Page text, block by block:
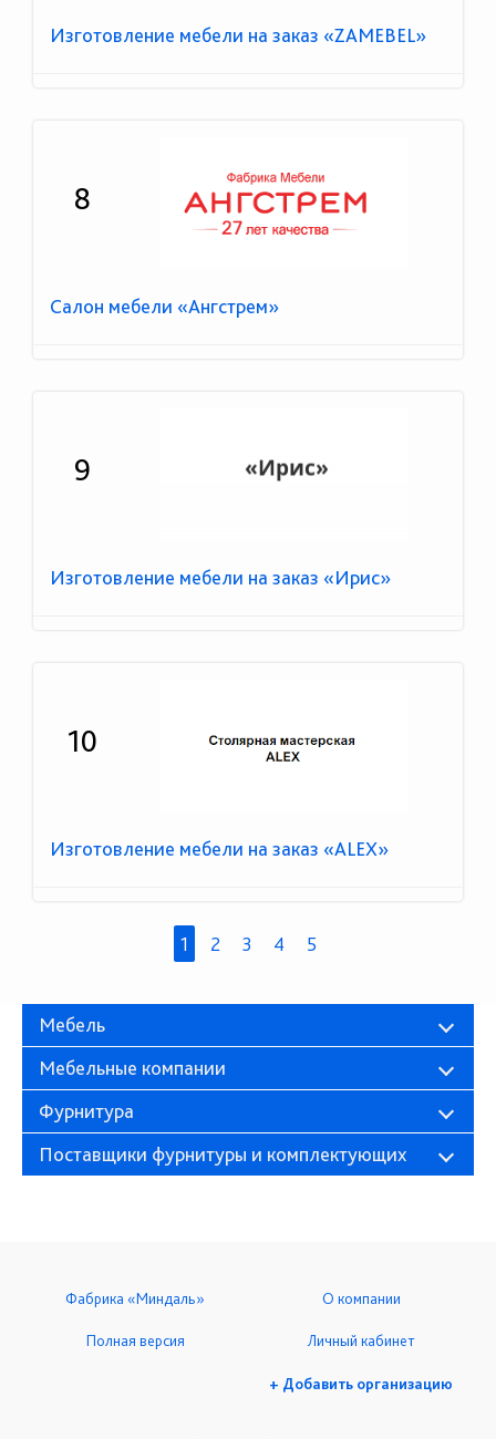
Изготовление мебели на заказ «ZAMEBEL»
8
Салон мебели «Ангстрем»
9
Изготовление мебели на заказ «Ирис»
10
Изготовление мебели на заказ «ALEX»
1 2 3 4 5
Мебель
Мебельные компании
Фурнитура
Поставщики фурнитуры и комплектующих
Фабрика «Миндаль» О компании
Полная версия Личный кабинет
+ Добавить организацию